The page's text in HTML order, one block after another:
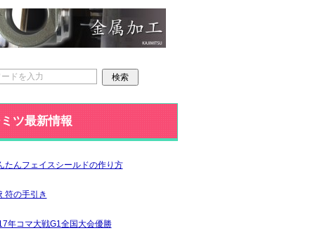
ツ最新情報
たんフェイスシールドの作り方
符の手引き
年コマ大戦G1全国大会優勝